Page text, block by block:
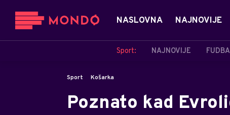
NASLOVNA NAJNOVIJE
Sport: NAJNOVIJE
Sport Košarka
Poznato kad